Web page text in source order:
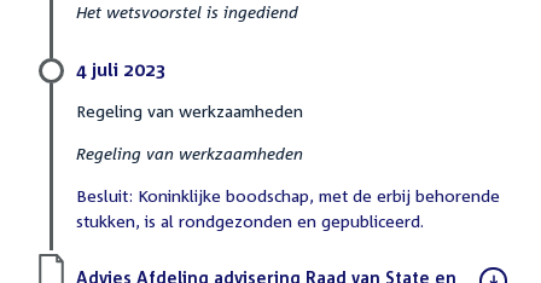
Het wetsvoorstel is ingediend
4 juli 2023
Regeling van werkzaamheden
Regeling van werkzaamheden
Besluit: Koninklijke boodschap, met de erbij behorende
stukken, is al rondgezonden en gepubliceerd.
Download
Advies Afdeling advisering Raad van State en